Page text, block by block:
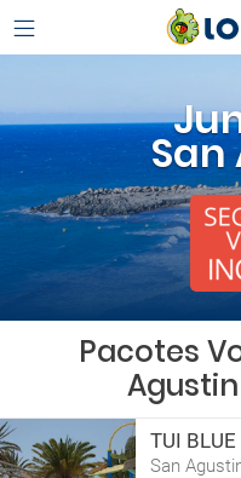
Pacotes
TUI
San